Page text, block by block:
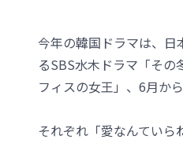
今年の韓国ドラマは、日
るSBS水木ドラマ「そ
フィスの女王」、6月か
それぞれ「愛なんてい